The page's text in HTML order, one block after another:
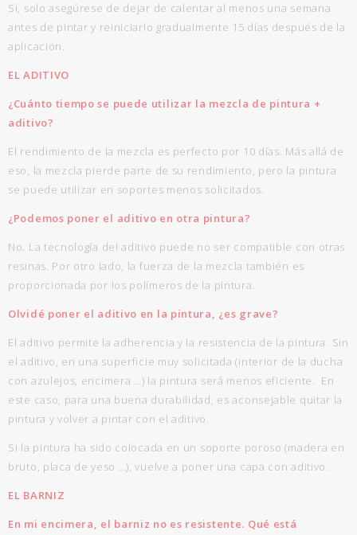
Sí, solo asegúrese de dejar de calentar al menos una semana
antes de pintar y reiniciarlo gradualmente 15 días después de la
aplicación.
EL ADITIVO
¿Cuánto tiempo se puede utilizar la mezcla de pintura +
aditivo?
El rendimiento de la mezcla es perfecto por 10 días. Más allá de
eso, la mezcla pierde parte de su rendimiento, pero la pintura
se puede utilizar en soportes menos solicitados.
¿Podemos poner el aditivo en otra pintura?
No. La tecnología del aditivo puede no ser compatible con otras
resinas. Por otro lado, la fuerza de la mezcla también es
proporcionada por los polímeros de la pintura.
Olvidé poner el aditivo en la pintura, ¿es grave?
El aditivo permite la adherencia y la resistencia de la pintura. Sin
el aditivo, en una superficie muy solicitada (interior de la ducha
con azulejos, encimera …) la pintura será menos eficiente. En
este caso, para una buena durabilidad, es aconsejable quitar la
pintura y volver a pintar con el aditivo.
Si la pintura ha sido colocada en un soporte poroso (madera en
bruto, placa de yeso …), vuelve a poner una capa con aditivo.
EL BARNIZ
En mi encimera, el barniz no es resistente. Qué está